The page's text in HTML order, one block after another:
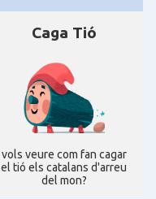
Caga Tió
vols veure com fan cagar
el tió els catalans d'arreu
del mon?